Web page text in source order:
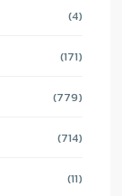
(4)
(171)
(779)
(714)
(11)